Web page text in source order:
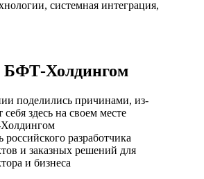
системная интеграция,
БФТ-Холдингом
поделились причинами, из-
здесь на своем месте
разработчика
и заказных решений для
и бизнеса